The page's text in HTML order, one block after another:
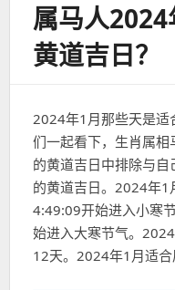
属马人
黄道吉日？
2024年1月那些天是适
们一起看下，生肖属
的黄道吉日中排除与
的黄道吉日。2024年
4:49:09开始进入小寒
始进入大寒节气。
12天。2024年1月适